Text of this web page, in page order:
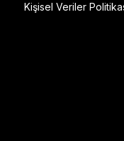
Kişisel Veriler